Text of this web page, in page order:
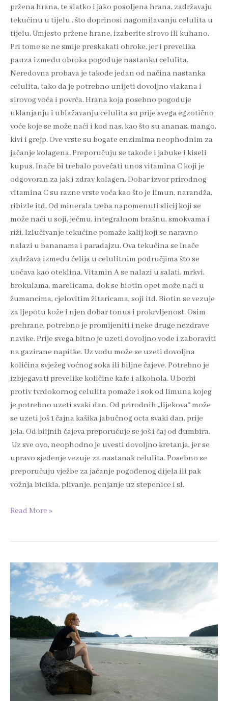
pržena hrana, te slatko i jako posoljena hrana, zadržavaju
tekućinu u tijelu , što doprinosi nagomilavanju celulita u
tijelu. Umjesto pržene hrane, izaberite sirovo ili kuhano.
Pri tome se ne smije preskakati obroke, jer i prevelika
pauza između obroka pogoduje nastanku celulita.
Neredovna probava je takođe jedan od načina nastanka
celulita, tako da je potrebno unijeti dovoljno vlakana i
sirovog voća i povrća. Hrana koja posebno pogoduje
uklanjanju i ublažavanju celulita su prije svega egzotično
voće koje se može naći i kod nas, kao što su ananas, mango,
kivi i grejp. Ove vrste su bogate enzimima neophodnim za
jačanje kolagena. Preporučuju se takođe i jabuke i kiseli
kupus. Inače bi trebalo povećati unos vitamina C koji je
odgovoran za jak i zdrav kolagen. Dobar izvor prirodnog
vitamina C su razne vrste voća kao što je limun, narandža,
ribizle itd. Od minerala treba napomenuti slicij koji se
može naći u soji, ječmu, integralnom brašnu, smokvama i
riži. Izlučivanje tekućine pomaže kalij koji se naravno
nalazi u bananama i paradajzu. Ova tekućina se inače
zadržava između ćelija u celulitnim područjima što se
uočava kao oteklina. Vitamin A se nalazi u salati, mrkvi,
brokulama, marelicama, dok se biotin opet može naći u
žumancima, cjelovitim žitaricama, soji itd. Biotin se vezuje
za ljepotu kože i njen dobar tonus i prokrvljenost. Osim
prehrane, potrebno je promijeniti i neke druge nezdrave
navike. Prije svega bitno je uzeti dovoljno vode i zaboraviti
na gazirane napitke. Uz vodu može se uzeti dovoljna
količina svježeg voćnog soka ili biljne čajeve. Potrebno je
izbjegavati prevelike količine kafe i alkohola. U borbi
protiv tvrdokornog celulita pomaže i sok od limuna kojeg
je potrebno uzeti svaki dan. Od prirodnih „lijekova“ može
se uzeti još 1 čajna kašika jabučnog octa svaki dan, prije
jela. Od biljnih čajeva preporučuje se još i čaj od đumbira.
Uz sve ovo, neophodno je uvesti dovoljno kretanja, jer se
upravo sjedenje vezuje za nastanak celulita. Posebno se
preporučuju vježbe za jačanje pogođenog dijela ili pak
vožnja bicikla, plivanje, penjanje uz stepenice i sl.
Read More »
Proljetni
umor
i